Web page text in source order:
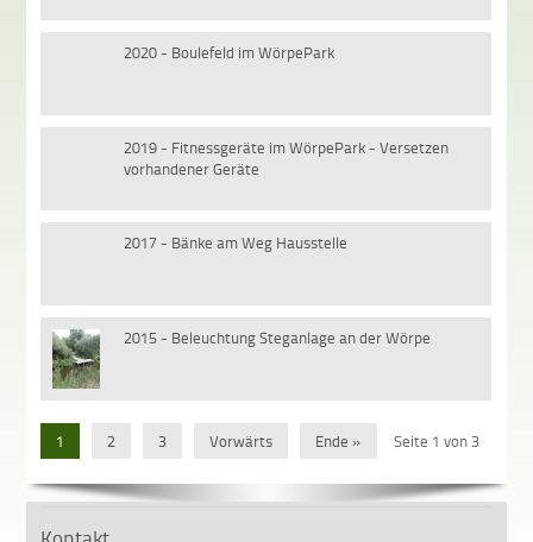
2020 - Boulefeld im WörpePark
2019 - Fitnessgeräte im WörpePark - Versetzen
vorhandener Geräte
2017 - Bänke am Weg Hausstelle
2015 - Beleuchtung Steganlage an der Wörpe
Seite 1 von 3
1 2 3 Vorwärts Ende »